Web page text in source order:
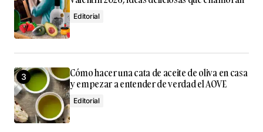
Your E-mail*
Guarda mi nombre, correo electrónico y web en este
Submit Comment
Editorial
Cómo hacer una cata de aceite de oliva en casa
y empezar a entender de verdad el AOVE
Editorial